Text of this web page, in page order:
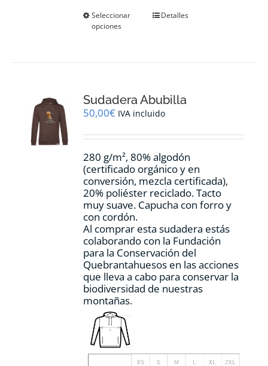
Seleccionar
opciones
Este
se
pueden
en
página
de
producto
Detalles
Sudadera Abubilla
50,00€ IVA incluido
280 g/m², 80% algodón
(certificado orgánico y en
conversión, mezcla certificada),
20% poliéster reciclado. Tacto
muy suave. Capucha con forro y
con cordón.
Al comprar esta sudadera estás
colaborando con la Fundación
para la Conservación del
Quebrantahuesos en las acciones
que lleva a cabo para conservar la
biodiversidad de nuestras
montañas.